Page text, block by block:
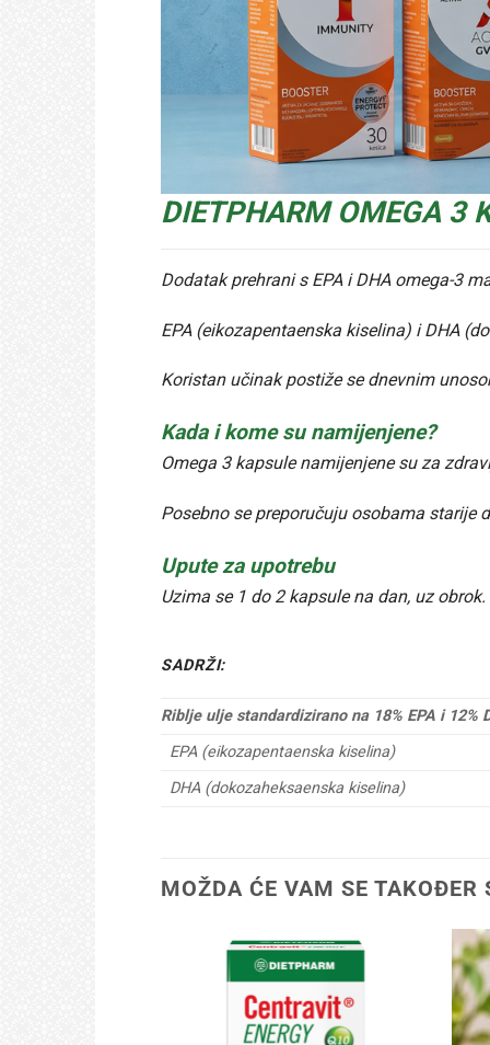
DIETPHARM OMEGA 3
Dodatak prehrani s EPA i DHA omega-3
EPA (eikozapentaenska kiselina) i DHA
Koristan učinak postiže se dnevnim
Kada i kome su namijenjene?
Omega 3 kapsule namijenjene su za
Posebno se preporučuju osobama starije
Upute za upotrebu
Uzima se 1 do 2 kapsule na dan, uz obrok.
SADRŽI:
Riblje ulje standardizirano na 18% EPA i 12%
EPA (eikozapentaenska kiselina)
DHA (dokozaheksaenska kiselina)
MOŽDA ĆE VAM SE